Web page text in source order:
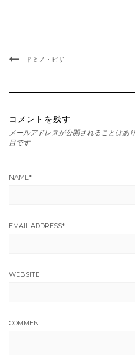
ドミノ・ピザ
コメントを残す
メールアドレスが公開されることはあり
目です
NAME*
EMAIL ADDRESS*
WEBSITE
COMMENT